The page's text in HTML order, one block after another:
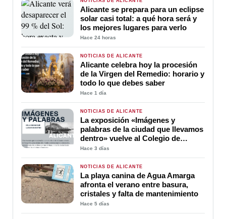
Alicante se prepara para un eclipse
solar casi total: a qué hora será y
los mejores lugares para verlo
Hace 24 horas
NOTICIAS DE ALICANTE
Alicante celebra hoy la procesión
de la Virgen del Remedio: horario y
todo lo que debes saber
Hace 1 día
NOTICIAS DE ALICANTE
La exposición «Imágenes y
palabras de la ciudad que llevamos
dentro» vuelve al Colegio de
Médicos de Alicante
Hace 3 días
NOTICIAS DE ALICANTE
La playa canina de Agua Amarga
afronta el verano entre basura,
cristales y falta de mantenimiento
Hace 5 días